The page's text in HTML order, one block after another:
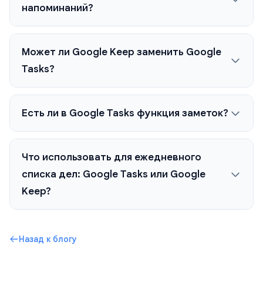
напоминаний?
Может ли Google Keep заменить Google
Tasks?
Есть ли в Google Tasks функция заметок?
Что использовать для ежедневного
списка дел: Google Tasks или Google
Keep?
Назад к блогу